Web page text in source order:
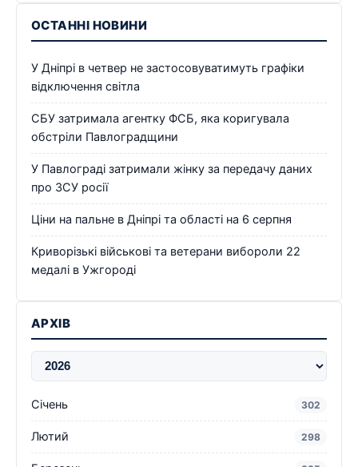
ОСТАННІ НОВИНИ
У Дніпрі в четвер не застосовуватимуть графіки
відключення світла
СБУ затримала агентку ФСБ, яка коригувала
обстріли Павлоградщини
У Павлограді затримали жінку за передачу даних
про ЗСУ росії
Ціни на пальне в Дніпрі та області на 6 серпня
Криворізькі військові та ветерани вибороли 22
медалі в Ужгороді
АРХІВ
Січень 302
Лютий 298